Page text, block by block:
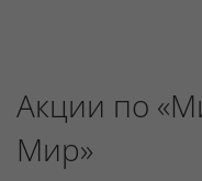
Акции по
Мир»